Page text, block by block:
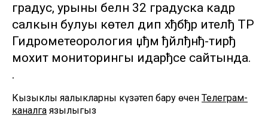
градус, урыны белән 32 градуска кадәр
салкын булуы көтелә дип хђбђр ителђ ТР
Гидрометеорология џђм ђйлђнђ-тирђ
мохит мониторингы идарђсе сайтында.
.
Кызыклы яңалыкларны күзәтеп бару өчен Телеграм-
каналга язылыгыз